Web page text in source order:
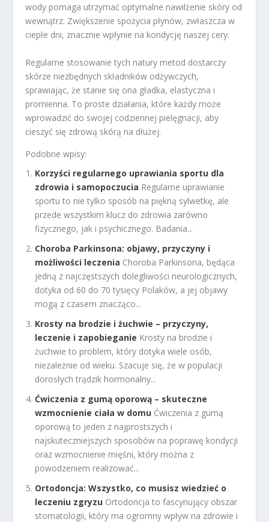
wody pomaga utrzymać optymalne nawilżenie skóry od
wewnątrz. Zwiększenie spożycia płynów, zwłaszcza w
ciepłe dni, znacznie wpłynie na kondycję naszej cery.
Regularne stosowanie tych natury metod dostarczy
skórze niezbędnych składników odżywczych,
sprawiając, że stanie się ona gładka, elastyczna i
promienna. To proste działania, które każdy może
wprowadzić do swojej codziennej pielęgnacji, aby
cieszyć się zdrową skórą na dłużej.
Podobne wpisy:
Korzyści regularnego uprawiania sportu dla
zdrowia i samopoczucia Regularne uprawianie
sportu to nie tylko sposób na piękną sylwetkę, ale
przede wszystkim klucz do zdrowia zarówno
fizycznego, jak i psychicznego. Badania...
Choroba Parkinsona: objawy, przyczyny i
możliwości leczenia Choroba Parkinsona, będąca
jedną z najczęstszych dolegliwości neurologicznych,
dotyka od 60 do 70 tysięcy Polaków, a jej objawy
mogą z czasem znacząco...
Krosty na brodzie i żuchwie – przyczyny,
leczenie i zapobieganie Krosty na brodzie i
żuchwie to problem, który dotyka wiele osób,
niezależnie od wieku. Szacuje się, że w populacji
dorosłych trądzik hormonalny...
Ćwiczenia z gumą oporową – skuteczne
wzmocnienie ciała w domu Ćwiczenia z gumą
oporową to jeden z najprostszych i
najskuteczniejszych sposobów na poprawę kondycji
oraz wzmocnienie mięśni, który można z
powodzeniem realizować...
Ortodoncja: Wszystko, co musisz wiedzieć o
leczeniu zgryzu Ortodoncja to fascynujący obszar
stomatologii, który ma ogromny wpływ na zdrowie i